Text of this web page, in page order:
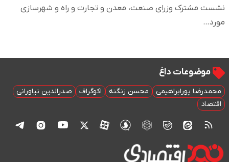
نشست مشترک وزرای صنعت، معدن و تجارت و راه و شهرسازی
مورد…
موضوعات داغ
محمدرضا پورابراهیمی محسن زنگنه اکوگراف
صدرالدین نیاورانی
اقتصاد